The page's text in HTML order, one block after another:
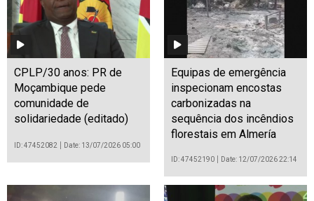
CPLP/30 anos: PR de
Moçambique pede
comunidade de
solidariedade (editado)
ID: 47452082 Date: 13/07/2026 05:00
Equipas de emergência
inspecionam encostas
carbonizadas na
sequência dos incêndios
florestais em Almería
ID: 47452190 Date: 12/07/2026 22:14